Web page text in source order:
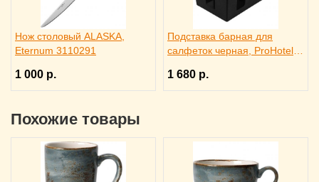
Нож столовый ALASKA,
Eternum 3110291
1 000 р.
Подставка барная для
салфеток черная, ProHotel
1 680 р.
Похожие товары